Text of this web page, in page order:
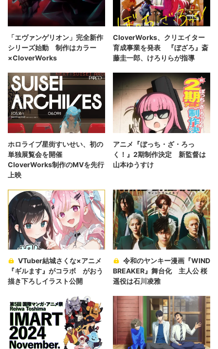
「エヴァンゲリオン」完全新作
シリーズ始動 制作はカラー
×CloverWorks
CloverWorks、クリエイター
育成事業を発表 『ぼざろ』斎
藤圭一郎、けろりらが指導
ホロライブ星街すいせい、初の
単独展覧会を開催
CloverWorks制作のMVを先行
上映
アニメ『ぼっち・ざ・ろっ
く！』2期制作決定 新監督は
山本ゆうすけ
VTuber結城さくな×アニメ
『ギルます』がコラボ がおう
描き下ろしイラスト公開
令和のヤンキー漫画『WIND
BREAKER』舞台化 主人公 桜
遥役は石川凌雅